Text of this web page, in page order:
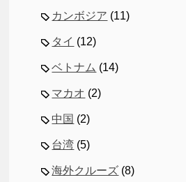
カンボジア (11)
タイ (12)
ベトナム (14)
マカオ (2)
中国 (2)
台湾 (5)
海外クルーズ (8)